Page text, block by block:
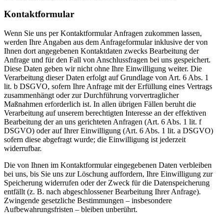
Kontaktformular
Wenn Sie uns per Kontaktformular Anfragen zukommen lassen,
werden Ihre Angaben aus dem Anfrageformular inklusive der von
Ihnen dort angegebenen Kontaktdaten zwecks Bearbeitung der
Anfrage und für den Fall von Anschlussfragen bei uns gespeichert.
Diese Daten geben wir nicht ohne Ihre Einwilligung weiter. Die
Verarbeitung dieser Daten erfolgt auf Grundlage von Art. 6 Abs. 1
lit. b DSGVO, sofern Ihre Anfrage mit der Erfüllung eines Vertrags
zusammenhängt oder zur Durchführung vorvertraglicher
Maßnahmen erforderlich ist. In allen übrigen Fällen beruht die
Verarbeitung auf unserem berechtigten Interesse an der effektiven
Bearbeitung der an uns gerichteten Anfragen (Art. 6 Abs. 1 lit. f
DSGVO) oder auf Ihrer Einwilligung (Art. 6 Abs. 1 lit. a DSGVO)
sofern diese abgefragt wurde; die Einwilligung ist jederzeit
widerrufbar.
Die von Ihnen im Kontaktformular eingegebenen Daten verbleiben
bei uns, bis Sie uns zur Löschung auffordern, Ihre Einwilligung zur
Speicherung widerrufen oder der Zweck für die Datenspeicherung
entfällt (z. B. nach abgeschlossener Bearbeitung Ihrer Anfrage).
Zwingende gesetzliche Bestimmungen – insbesondere
Aufbewahrungsfristen – bleiben unberührt.